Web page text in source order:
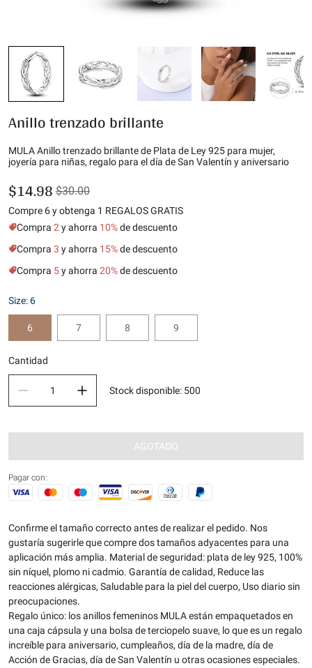
Anillo trenzado brillante
MULA Anillo trenzado brillante de Plata de Ley 925 para mujer,
joyería para niñas, regalo para el día de San Valentín y aniversario
$14.98 $30.00
Compre 6 y obtenga 1 REGALOS GRATIS
Compra 2 y ahorra 10%de descuento
Compra 3 y ahorra 15%de descuento
Compra 5y ahorra 20%de descuento
Size: 6
6 7 8 9
Cantidad
Stock disponible: 500
AGOTADO
Pagar con:
Confirme el tamaño correcto antes de realizar el pedido. Nos
gustaría sugerirle que compre dos tamaños adyacentes para una
aplicación más amplia. Material de seguridad: plata de ley 925, 100%
sin níquel, plomo ni cadmio. Garantía de calidad, Reduce las
reacciones alérgicas, Saludable para la piel del cuerpo, Uso diario sin
preocupaciones.
Regalo único: los anillos femeninos MULA están empaquetados en
una caja cápsula y una bolsa de terciopelo suave, lo que es un regalo
increíble para aniversario, cumpleaños, día de la madre, día de
Acción de Gracias, día de San Valentín u otras ocasiones especiales.